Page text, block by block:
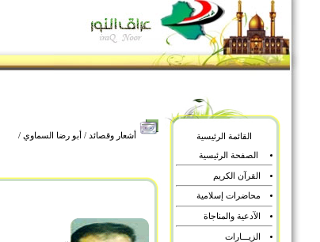
أشعار وقصائد / أبو رضا السماوي / القائمة الرئيسية
الصفحة الرئيسية
القرآن الكريم
محاضرات إسلامية
الآدعية والمناجاة
الزيـــارات